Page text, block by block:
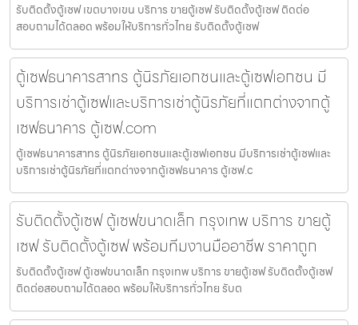
รับติดตั้งตู้เซฟ เขตบางเขน บริการ ขายตู้เซฟ รับติดตั้งตู้เซฟ ติดต่อ
สอบถามได้ตลอด พร้อมให้บริการทั่วไทย รับติดตั้งตู้เซฟ
ตู้เซฟธนาคารสาทร ตู้นิรภัยเอกชนและตู้เซฟเอกชน มี
บริการเช่าตู้เซฟและบริการเช่าตู้นิรภัยที่แตกต่างจากตู้
เซฟธนาคาร ตู้เซฟ.com
ตู้เซฟธนาคารสาทร ตู้นิรภัยเอกชนและตู้เซฟเอกชน มีบริการเช่าตู้เซฟและ
บริการเช่าตู้นิรภัยที่แตกต่างจากตู้เซฟธนาคาร ตู้เซฟ.c
รับติดตั้งตู้เซฟ ตู้เซฟขนาดเล็ก กรุงเทพ บริการ ขายตู้
เซฟ รับติดตั้งตู้เซฟ พร้อมทีมงานมืออาชีพ ราคาถูก
รับติดตั้งตู้เซฟ ตู้เซฟขนาดเล็ก กรุงเทพ บริการ ขายตู้เซฟ รับติดตั้งตู้เซฟ
ติดต่อสอบถามได้ตลอด พร้อมให้บริการทั่วไทย รับต